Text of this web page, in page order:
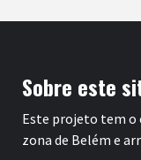
Sobre este
Este projeto tem o
zona de Belém e